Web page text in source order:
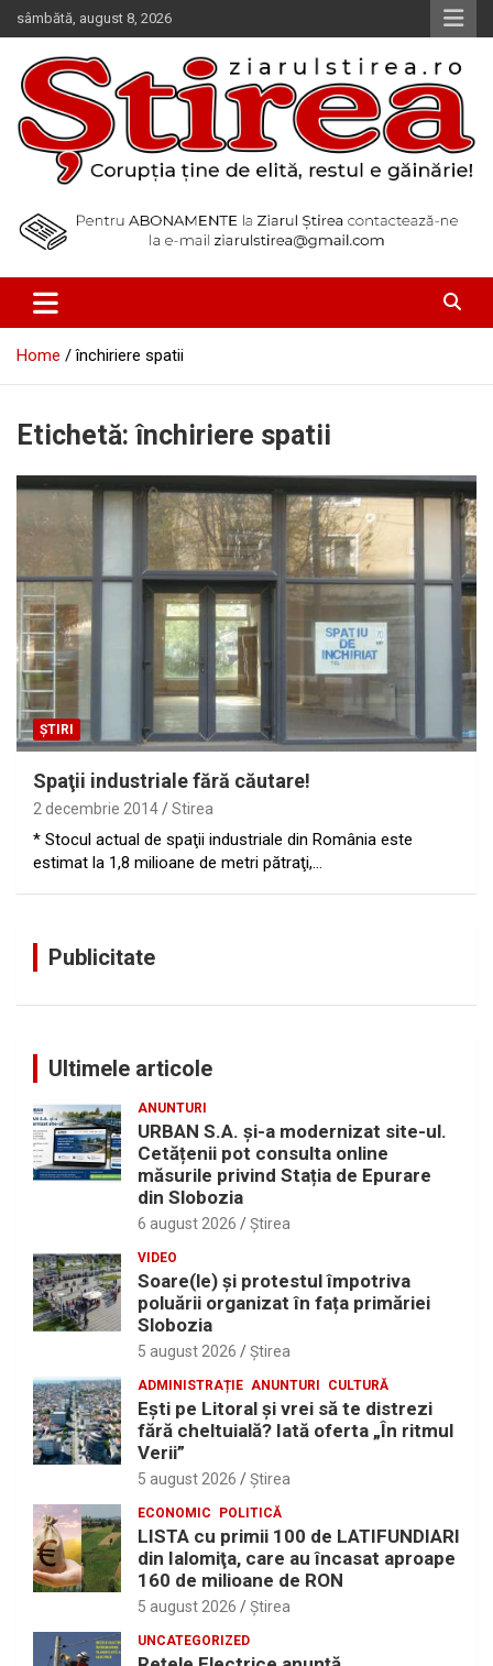
Skip
to
content
sâmbătă, august 8, 2026
Ziarul Știrea
Home închiriere spatii
Etichetă:închiriere spatii
ȘTIRI
Spaţii industriale fără căutare!
2 decembrie 2014 Stirea
* Stocul actual de spaţii industriale din România este
estimat la 1,8 milioane de metri pătraţi,…
Publicitate
Ultimele articole
ANUNTURI
URBAN S.A. și-a modernizat site-ul.
Cetățenii pot consulta online
măsurile privind Stația de Epurare
din Slobozia
6 august 2026 Ştirea
VIDEO
Soare(le) și protestul împotriva
poluării organizat în fața primăriei
Slobozia
5 august 2026 Ştirea
ADMINISTRAȚIE ANUNTURI CULTURĂ
Eşti pe Litoral şi vrei să te distrezi
fără cheltuială? Iată oferta „În ritmul
Verii”
5 august 2026 Ştirea
ECONOMIC POLITICĂ
LISTA cu primii 100 de LATIFUNDIARI
din Ialomiţa, care au încasat aproape
160 de milioane de RON
5 august 2026 Ştirea
UNCATEGORIZED